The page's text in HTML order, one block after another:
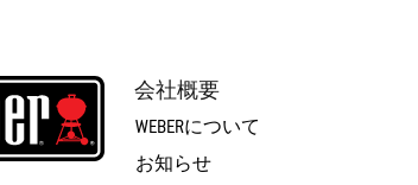
会社概要
WEBERについて
お知らせ